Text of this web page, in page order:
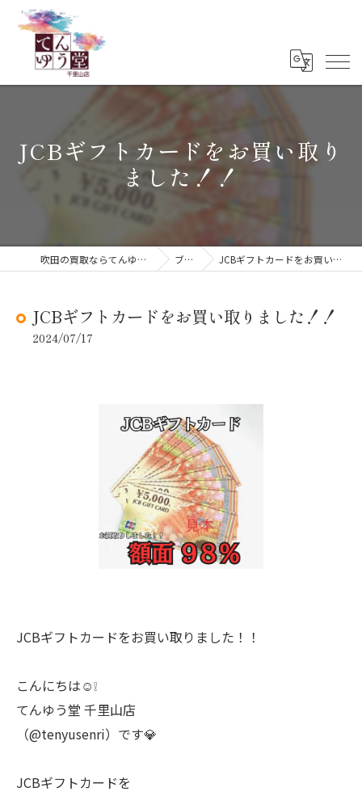
JCBギフトカードをお買い取り
ました！！
吹田の買取ならてんゆう堂 千里山店 ブログ JCBギフトカードをお買い取りました！！
JCBギフトカードをお買い取りました！！
2024/07/17
JCBギフトカードをお買い取りました！！
こんにちは☺️❕
てんゆう堂 千里山店
（@tenyusenri）です💎
JCBギフトカードを